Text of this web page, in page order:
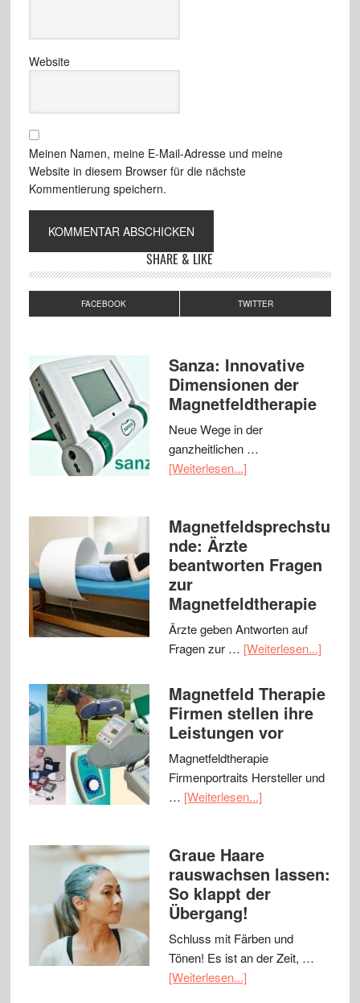
Website
Meinen Namen, meine E-Mail-Adresse und meine
Website in diesem Browser für die nächste
Kommentierung speichern.
SHARE & LIKE
FACEBOOK TWITTER
Sanza: Innovative
Dimensionen der
Magnetfeldtherapie
Neue Wege in der
ganzheitlichen …
[Weiterlesen...]
Magnetfeldsprechstu
nde: Ärzte
beantworten Fragen
zur
Magnetfeldtherapie
Ärzte geben Antworten auf
Fragen zur … [Weiterlesen...]
Magnetfeld Therapie
Firmen stellen ihre
Leistungen vor
Magnetfeldtherapie
Firmenportraits Hersteller und
… [Weiterlesen...]
Graue Haare
rauswachsen lassen:
So klappt der
Übergang!
Schluss mit Färben und
Tönen! Es ist an der Zeit, …
[Weiterlesen...]